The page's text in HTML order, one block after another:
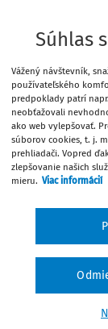
môže
bol
pracovnú
...
Veronika Székelyová
C-442/22:
Súdneho
DPH –
k.s.
Súhlas
Vážený návštevník,
používateľského
predpoklady patrí
neobťažovali
ako web vylepšovať.
súborov cookies, t. j.
prehliadači. Vopred
zlepšovanie našich
mieru. Viac informácií